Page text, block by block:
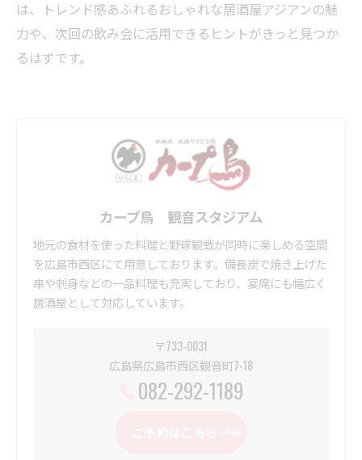
は、トレンド感あふれるおしゃれな居酒屋アジアンの魅
力や、次回の飲み会に活用できるヒントがきっと見つか
るはずです。
カープ鳥 観音スタジアム
地元の食材を使った料理と野球観戦が同時に楽しめる空間
を広島市西区にて用意しております。備長炭で焼き上げた
串や刺身などの一品料理も充実しており、宴席にも幅広く
居酒屋として対応しています。
〒733-0031
広島県広島市西区観音町7-18
082-292-1189